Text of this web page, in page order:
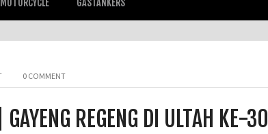
MOTORCYCLE GASTANKERS
0 COMMENT
REGENG DI ULTAH KE-30